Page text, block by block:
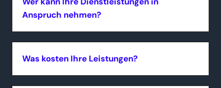
Anspruch nehmen?
Was kosten Ihre Leistungen?